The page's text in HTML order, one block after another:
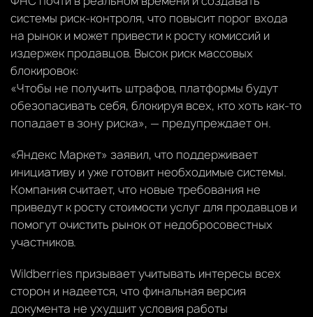
системы риск-контроля, что повысит порог входа
на рынок и может привести к росту комиссий и
издержек продавцов. Высок риск массовых
блокировок:
«Чтобы не получить штрафов, платформы будут
обезопасивать себя, блокируя всех, кто хоть как-то
попадает в зону риска», — предупреждает он.
«Яндекс Маркет» заявил, что поддерживает
инициативу и уже готовит необходимые системы.
Компания считает, что новые требования не
приведут к росту стоимости услуг для продавцов и
помогут очистить рынок от недобросовестных
участников.
Wildberries призывает учитывать интересы всех
сторон и надеется, что финальная версия
документа не ухудшит условия работы